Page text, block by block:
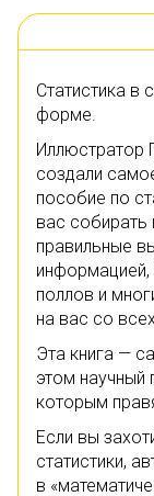
Статистика в
форме.
Иллюстратор
создали
пособие по
вас собирать
правильные
информацией,
поллов и
на вас со
Эта книга —
этом научный
которым
Если вы
статистики,
в